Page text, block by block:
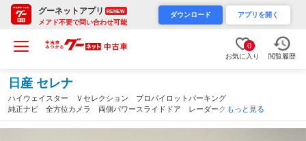
グーネットアプリ RENEW
メアド不要で問い合わせ可能
ダウンロード アプリを開く
0
お気に入り 閲覧履歴
日産 セレナ
ハイウェイスター Ｖセレクション プロパイロットパーキング
純正ナビ 全方位カメラ 両側パワースライドドア レーダークル
ーズコントロール バックカメラ インテリジェントミラー コー
ナーセンサー 純正アルミホイール ＬＥＤヘッドライト（愛知
もっと見る